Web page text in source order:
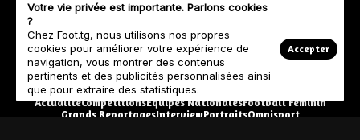
ActualitéCompétitionsEquipes NationalesFootball Féminin
Grands ReportagesInterviewPortraitsOmnisport
Votre vie privée est importante. Parlons cookies
?
Chez Foot.tg, nous utilisons nos propres
cookies pour améliorer votre expérience de
navigation, vous montrer des contenus
pertinents et des publicités personnalisées ainsi
que pour extraire des statistiques.
Accepter